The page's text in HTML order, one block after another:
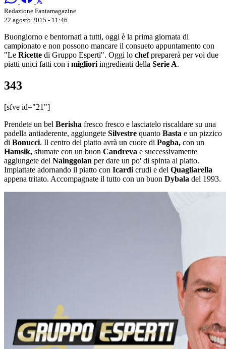
Redazione Fantamagazine
22 agosto 2015 - 11:46
Buongiorno e bentornati a tutti, oggi è la prima giornata di
campionato e non possono mancare il consueto appuntamento con
"Le Ricette di Gruppo Esperti". Oggi lo chefpreparerà per voi due
piatti unici fatti con i migliori ingredienti della Serie A.
343
[sfve id="21"]
Prendete un bel Berisha fresco fresco e lasciatelo riscaldare su una
padella antiaderente, aggiungete Silvestre quanto Basta e un pizzico
di Bonucci. Il centro del piatto avrà un cuore di Pogba, con un
Hamsik, sfumate con un buon Candreva e successivamente
aggiungete del Nainggolan per dare un po' di spinta al piatto.
Impiattate adornando il piatto con Icardi crudi e del Quagliarella
appena tritato. Accompagnate il tutto con un buon Dybala del 1993.